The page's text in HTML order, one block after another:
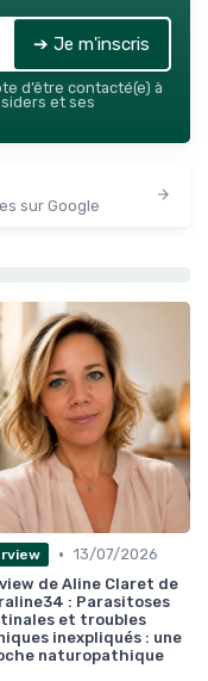
➔ Je m'inscris
d’être contacté(e) à
et ses
sur Google
• 13/07/2026
de Aline Claret de
: Parasitoses
et troubles
inexpliqués : une
naturopathique